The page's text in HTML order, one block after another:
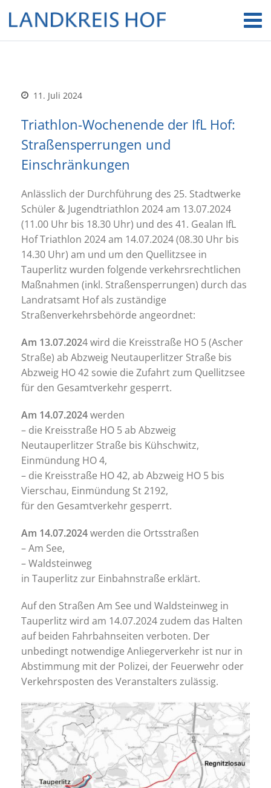
11. Juli 2024
Triathlon-Wochenende der IfL Hof:
Straßensperrungen und
Einschränkungen
Anlässlich der Durchführung des 25. Stadtwerke
Schüler & Jugendtriathlon 2024 am 13.07.2024
(11.00 Uhr bis 18.30 Uhr) und des 41. Gealan IfL
Hof Triathlon 2024 am 14.07.2024 (08.30 Uhr bis
14.30 Uhr) am und um den Quellitzsee in
Tauperlitz wurden folgende verkehrsrechtlichen
Maßnahmen (inkl. Straßensperrungen) durch das
Landratsamt Hof als zuständige
Straßenverkehrsbehörde angeordnet:
Am 13.07.2024 wird die Kreisstraße HO 5 (Ascher
Straße) ab Abzweig Neutauperlitzer Straße bis
Abzweig HO 42 sowie die Zufahrt zum Quellitzsee
für den Gesamtverkehr gesperrt.
Am 14.07.2024werden
– die Kreisstraße HO 5 ab Abzweig
Neutauperlitzer Straße bis Kühschwitz,
Einmündung HO 4,
– die Kreisstraße HO 42, ab Abzweig HO 5 bis
Vierschau, Einmündung St 2192,
für den Gesamtverkehr gesperrt.
Am 14.07.2024werden die Ortsstraßen
– Am See,
– Waldsteinweg
in Tauperlitz zur Einbahnstraße erklärt.
Auf den Straßen Am See und Waldsteinweg in
Tauperlitz wird am 14.07.2024 zudem das Halten
auf beiden Fahrbahnseiten verboten. Der
unbedingt notwendige Anliegerverkehr ist nur in
Abstimmung mit der Polizei, der Feuerwehr oder
Verkehrsposten des Veranstalters zulässig.